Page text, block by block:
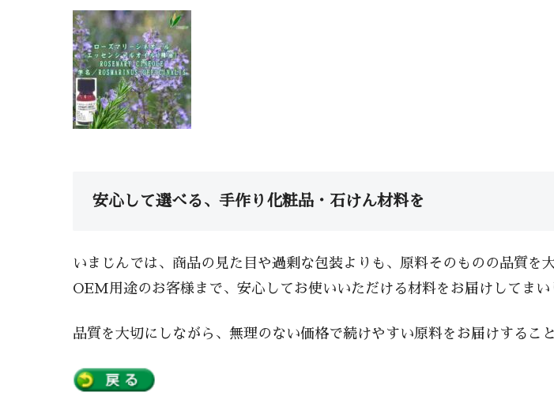
安心して選べる、手作り化粧品・石けん材料を
いまじんでは、商品の見た目や過剰な包装よりも、原料そのものの品質を
OEM用途のお客様まで、安心してお使いいただける材料をお届けしてまい
品質を大切にしながら、無理のない価格で続けやすい原料をお届けするこ